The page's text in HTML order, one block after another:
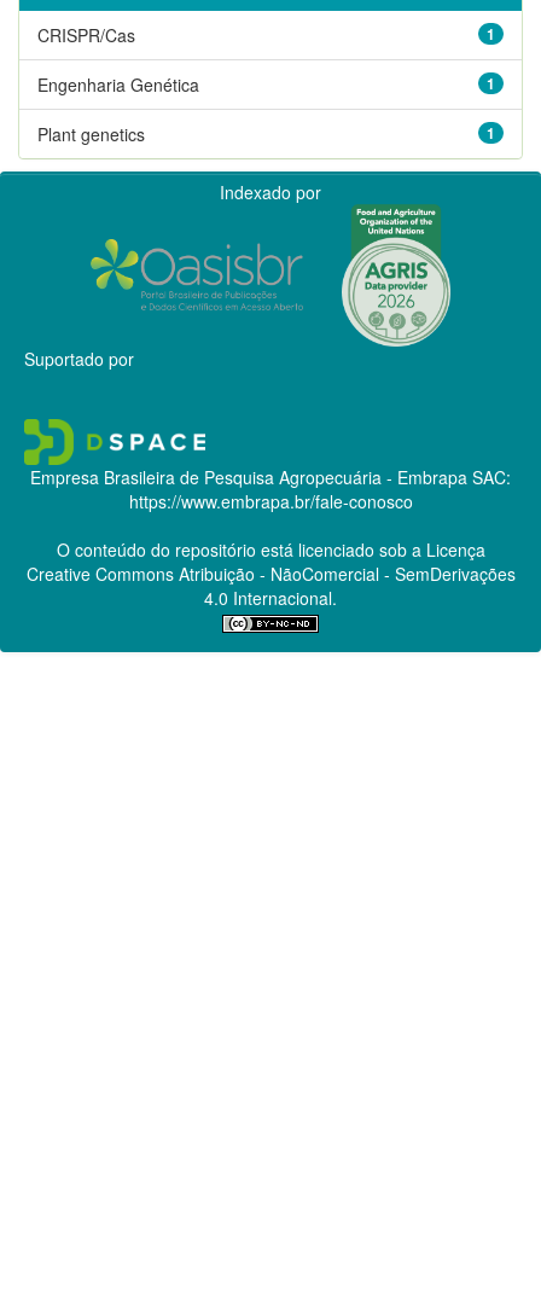
1
CRISPR/Cas
1
Engenharia Genética
1
Plant genetics
Indexado por
Suportado por
Empresa Brasileira de Pesquisa Agropecuária - Embrapa SAC:
https://www.embrapa.br/fale-conosco
O conteúdo do repositório está licenciado sob a Licença
Creative CommonsAtribuição - NãoComercial - SemDerivações
4.0 Internacional.